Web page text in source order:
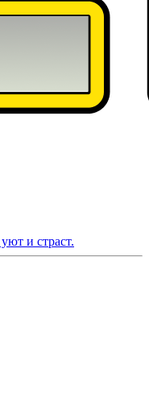
и страст.